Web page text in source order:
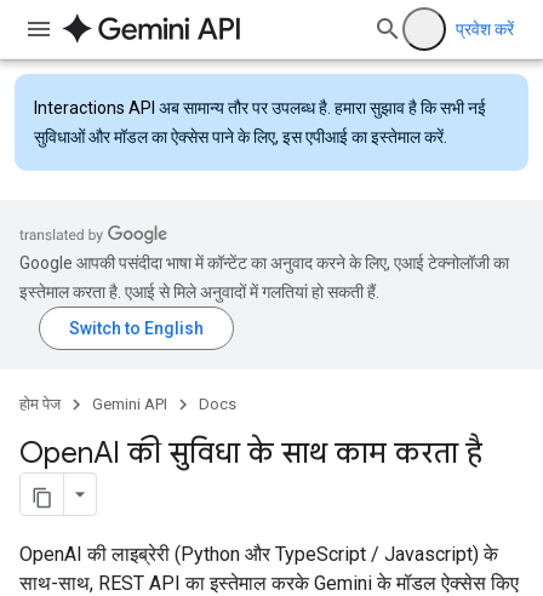
प्रवेश करें
Interactions API अब सामान्य तौर पर उपलब्ध है. हमारा सुझाव है कि सभी नई
सुविधाओं और मॉडल का ऐक्सेस पाने के लिए, इस एपीआई का इस्तेमाल करें.
Google आपकी पसंदीदा भाषा में कॉन्टेंट का अनुवाद करने के लिए, एआई टेक्नोलॉजी का
इस्तेमाल करता है. एआई से मिले अनुवादों में गलतियां हो सकती हैं.
होम पेज Gemini API Docs
OpenAI की सुविधा के साथ काम करता है
OpenAI की लाइब्रेरी (Python और TypeScript / Javascript) के
साथ-साथ, REST API का इस्तेमाल करके Gemini के मॉडल ऐक्सेस किए